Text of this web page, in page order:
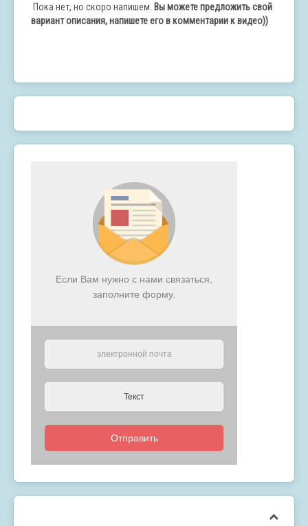
Пока нет, но скоро напишем. Вы можете предложить свой
вариант описания, напишете его в комментарии к видео))
Если Вам нужно с нами связаться,
заполните форму.
Отправить